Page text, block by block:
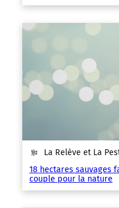
La Relève et La
18 hectares sauvages
couple pour la nature